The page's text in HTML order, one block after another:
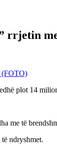
rrjetin
plot 14
me të
ndryshmet.